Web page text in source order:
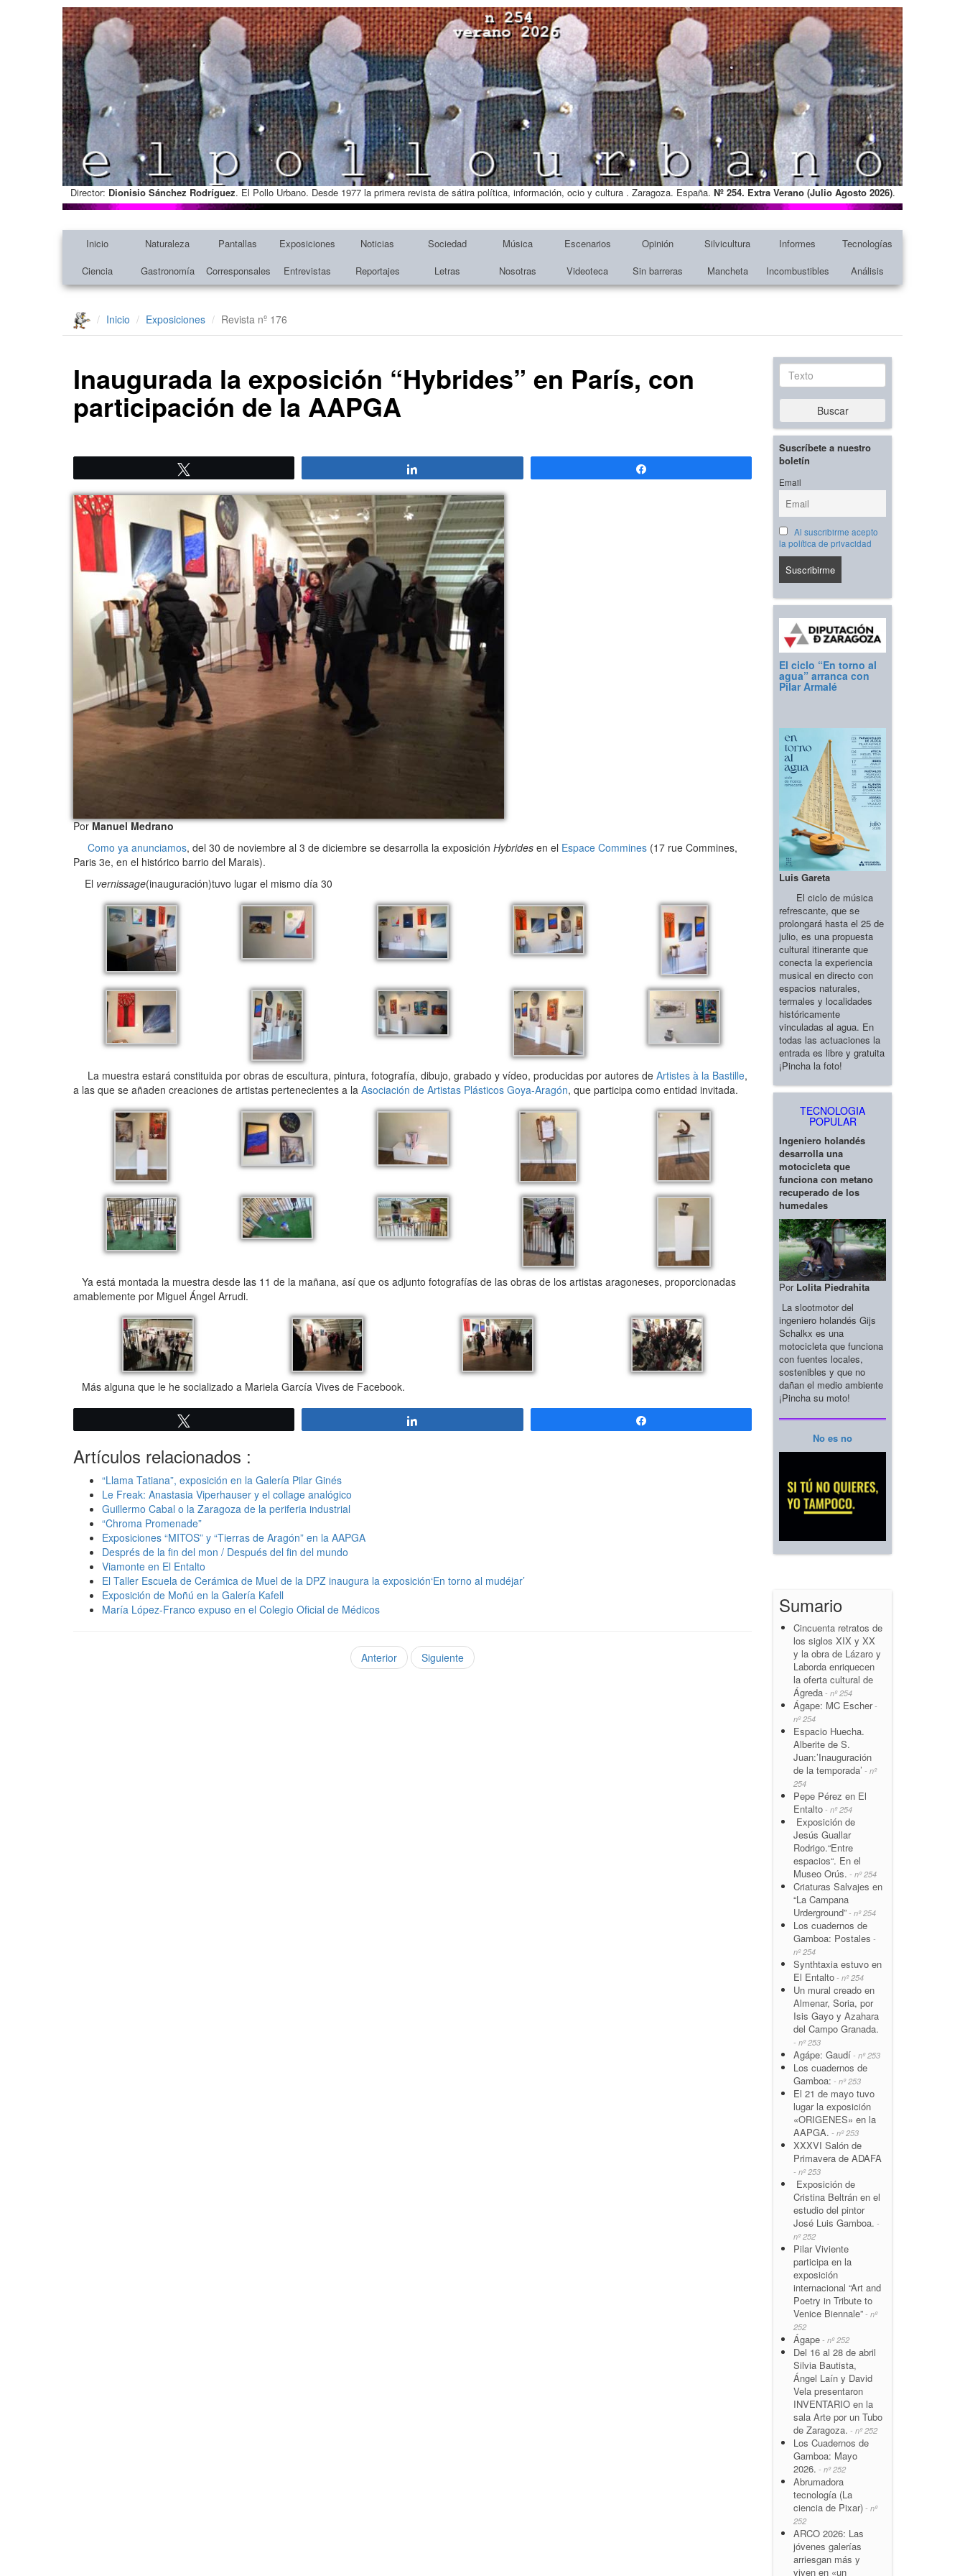
Director: Dionisio Sánchez Rodríguez. El Pollo Urbano. Desde 1977 la primera revista de sátira política, información, ocio y cultura . Zaragoza. España. Nº 254. Extra Verano (Julio Agosto 2026).
Inicio Naturaleza Pantallas Exposiciones Noticias Sociedad Música Escenarios Opinión Silvicultura Informes
Tecnologías
Ciencia
Gastronomía Corresponsales Entrevistas Reportajes Letras Nosotras Videoteca Sin barreras Mancheta Incombustibles Análisis
Inicio Exposiciones Revista nº 176
Inaugurada la exposición “Hybrides” en París, con
participación de la AAPGA
PorManuel Medrano
Como ya anunciamos, del 30 de noviembre al 3 de diciembre se desarrolla la exposición Hybrides en el Espace Commines (17 rue Commines,
Paris 3e, en el histórico barrio del Marais).
El vernissage(inauguración)tuvo lugar el mismo día 30
La muestra estará constituida por obras de escultura, pintura, fotografía, dibujo, grabado y vídeo, producidas por autores de Artistes à la Bastille,
a las que se añaden creaciones de artistas pertenecientes a la Asociación de Artistas Plásticos Goya-Aragón, que participa como entidad invitada.
Ya está montada la muestra desde las 11 de la mañana, así que os adjunto fotografías de las obras de los artistas aragoneses, proporcionadas
amablemente por Miguel Ángel Arrudi.
Más alguna que le he socializado a Mariela García Vives de Facebook.
Artículos relacionados :
“Llama Tatiana”, exposición en la Galería Pilar Ginés
Le Freak: Anastasia Viperhauser y el collage analógico
Guillermo Cabal o la Zaragoza de la periferia industrial
“Chroma Promenade”
Exposiciones “MITOS” y “Tierras de Aragón” en la AAPGA
Després de la fin del mon / Después del fin del mundo
Viamonte en El Entalto
El Taller Escuela de Cerámica de Muel de la DPZ inaugura la exposición‘En torno al mudéjar’
Exposición de Moñú en la Galería Kafell
María López-Franco expuso en el Colegio Oficial de Médicos
Anterior Siguiente
Texto
Buscar
Suscríbete a nuestro
boletín
Email
Al suscribirme acepto
la política de privacidad
El ciclo “En torno al
agua” arranca con
Pilar Armalé
Luis Gareta
El ciclo de música
refrescante, que se
prolongará hasta el 25 de
julio, es una propuesta
cultural itinerante que
conecta la experiencia
musical en directo con
espacios naturales,
termales y localidades
históricamente
vinculadas al agua. En
todas las actuaciones la
entrada es libre y gratuita
¡Pincha la foto!
TECNOLOGIA
POPULAR
Ingeniero holandés
desarrolla una
motocicleta que
funciona con metano
recuperado de los
humedales
Por Lolita Piedrahita
La slootmotor del
ingeniero holandés Gijs
Schalkx es una
motocicleta que funciona
con fuentes locales,
sostenibles y que no
dañan el medio ambiente
¡Pincha su moto!
No es no
Sumario
Cincuenta retratos de
los siglos XIX y XX
y la obra de Lázaro y
Laborda enriquecen
la oferta cultural de
Ágreda - nº 254
Ágape: MC Escher-
nº 254
Espacio Huecha.
Alberite de S.
Juan:’Inauguración
de la temporada’ - nº
254
Pepe Pérez en El
Entalto - nº 254
Exposición de
Jesús Guallar
Rodrigo.“Entre
espacios“. En el
Museo Orús. - nº 254
Criaturas Salvajes en
“La Campana
Urderground” - nº 254
Los cuadernos de
Gamboa: Postales -
nº 254
Synthtaxia estuvo en
El Entalto - nº 254
Un mural creado en
Almenar, Soria, por
Isis Gayo y Azahara
del Campo Granada.
- nº 253
Agápe: Gaudí - nº 253
Los cuadernos de
Gamboa: - nº 253
El 21 de mayo tuvo
lugar la exposición
«ORIGENES» en la
AAPGA. - nº 253
XXXVI Salón de
Primavera de ADAFA
- nº 253
Exposición de
Cristina Beltrán en el
estudio del pintor
José Luis Gamboa. -
nº 252
Pilar Viviente
participa en la
exposición
internacional “Art and
Poetry in Tribute to
Venice Biennale” - nº
252
Ágape - nº 252
Del 16 al 28 de abril
Silvia Bautista,
Ángel Laín y David
Vela presentaron
INVENTARIO en la
sala Arte por un Tubo
de Zaragoza. - nº 252
Los Cuadernos de
Gamboa: Mayo
2026. - nº 252
Abrumadora
tecnología (La
ciencia de Pixar) - nº
252
ARCO 2026: Las
jóvenes galerías
arriesgan más y
viven en «un